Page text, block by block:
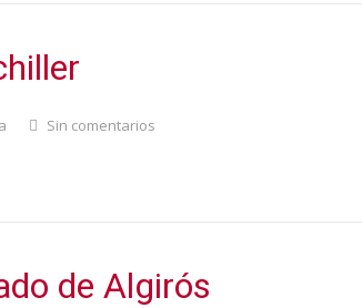
Sin comentarios
de Algirós